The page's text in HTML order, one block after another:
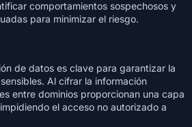
comportamientos sospechosos y
para minimizar el riesgo.
de datos es clave para garantizar la
Al cifrar la información
entre dominios proporcionan una capa
el acceso no autorizado a